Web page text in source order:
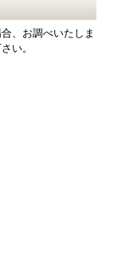
、お調べいたしま
い。